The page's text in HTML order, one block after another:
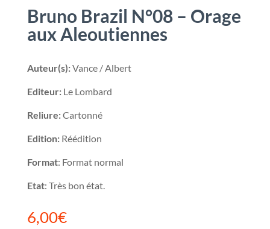
Bruno Brazil N°08 – Orage
aux Aleoutiennes
Auteur(s):Vance / Albert
Editeur:Le Lombard
Reliure:Cartonné
Edition:Réédition
Format: Format normal
Etat: Très bon état.
6,00€